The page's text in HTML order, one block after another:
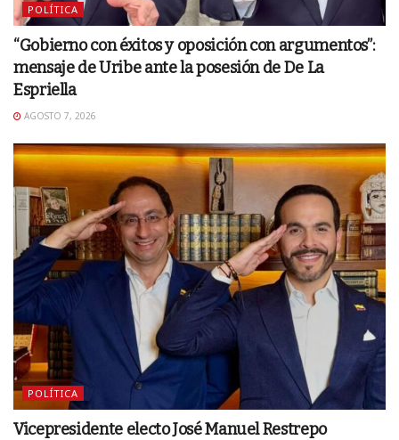
POLÍTICA
“Gobierno con éxitos y oposición con argumentos”:
mensaje de Uribe ante la posesión de De La
Espriella
AGOSTO 7, 2026
POLÍTICA
Vicepresidente electo José Manuel Restrepo